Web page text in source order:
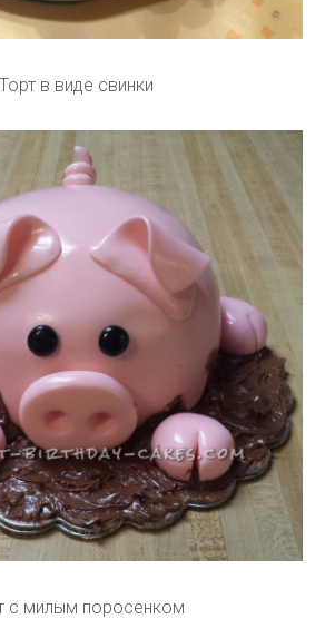
Торт в виде свинки
с милым поросенком